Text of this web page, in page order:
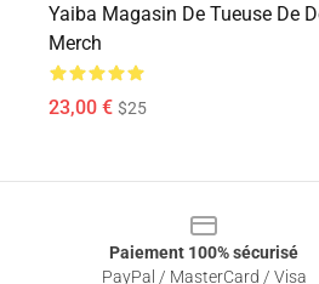
Yaiba Magasin De Tueuse De
Merch
23,00 € $25
Paiement 100% sécurisé
PayPal / MasterCard / Visa